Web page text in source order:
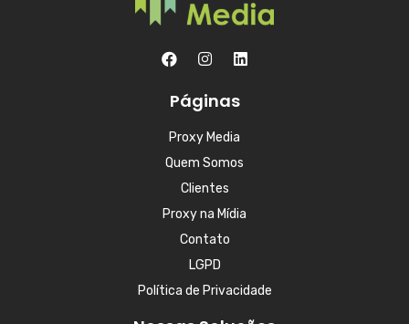
Páginas
Proxy Media
Quem Somos
Clientes
Proxy na Mídia
Contato
LGPD
Política de Privacidade